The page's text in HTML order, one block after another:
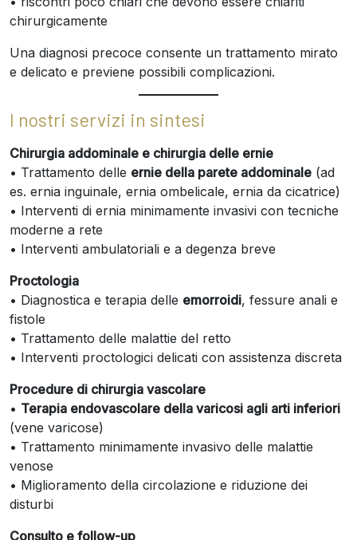
chirurgicamente
Una diagnosi precoce consente un trattamento mirato
e delicato e previene possibili complicazioni.
I nostri servizi in sintesi
Chirurgia addominale e chirurgia delle ernie
• Trattamento delle ernie della parete addominale (ad
es. ernia inguinale, ernia ombelicale, ernia da cicatrice)
• Interventi di ernia minimamente invasivi con tecniche
moderne a rete
• Interventi ambulatoriali e a degenza breve
Proctologia
• Diagnostica e terapia delle emorroidi, fessure anali e
fistole
• Trattamento delle malattie del retto
• Interventi proctologici delicati con assistenza discreta
Procedure di chirurgia vascolare
• Terapia endovascolare della varicosi agli arti inferiori
(vene varicose)
• Trattamento minimamente invasivo delle malattie
venose
• Miglioramento della circolazione e riduzione dei
disturbi
Consulto e follow-up